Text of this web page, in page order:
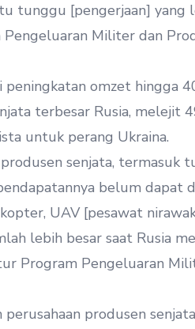
tunggu [pengerjaan] yang
Militer dan
peningkatan omzet hingga
terbesar Rusia, melejit
untuk perang Ukraina.
senjata, termasuk
belum dapat
UAV [pesawat
lebih besar saat Rusia
Program Pengeluaran
produsen